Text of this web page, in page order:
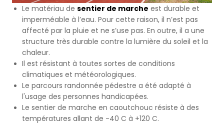
Terrains Polyvalents
Terrains de Hockey
Terrains de Baseball
Terrains de Rugby
Le matériau de sentier de marche est durable et
imperméable à l’eau. Pour cette raison, il n’est pas
affecté par la pluie et ne s’use pas. En outre, il a une
structure très durable contre la lumière du soleil et la
chaleur.
Il est résistant à toutes sortes de conditions
climatiques et météorologiques.
Le parcours randonnée pédestre a été adapté à
l'usage des personnes handicapées.
Le sentier de marche en caoutchouc résiste à des
températures allant de -40 C à +120 C.